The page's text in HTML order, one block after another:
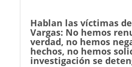
Hablan las víctimas
Vargas: No hemos
verdad, no hemos
hechos, no hemos
investigación se